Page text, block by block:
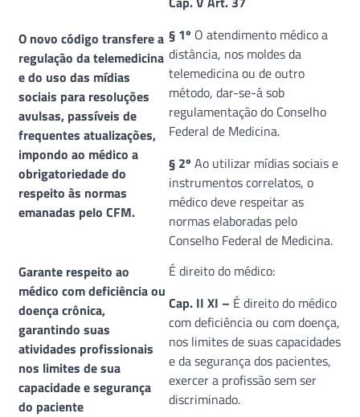
O novo código transfere a
regulação da telemedicina
e do uso das mídias
sociais para resoluções
avulsas, passíveis de
frequentes atualizações,
impondo ao médico a
obrigatoriedade do
respeito às normas
emanadas pelo CFM.
§ 1º O atendimento médico a
distância, nos moldes da
telemedicina ou de outro
método, dar-se-á sob
regulamentação do Conselho
Federal de Medicina.
§ 2º Ao utilizar mídias sociais e
instrumentos correlatos, o
médico deve respeitar as
normas elaboradas pelo
Conselho Federal de Medicina.
Garante respeito ao
médico com deficiência ou
doença crônica,
garantindo suas
atividades profissionais
nos limites de sua
capacidade e segurança
do paciente
É direito do médico:
Cap. II XI – É direito do médico
com deficiência ou com doença,
nos limites de suas capacidades
e da segurança dos pacientes,
exercer a profissão sem ser
discriminado.